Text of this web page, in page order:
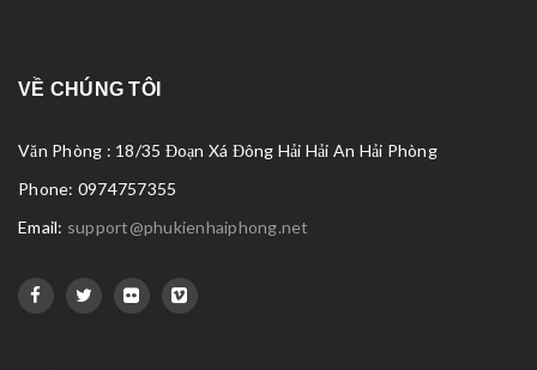
VỀ CHÚNG TÔI
Văn Phòng : 18/35 Đoạn Xá Đông Hải Hải An Hải Phòng
Phone: 0974757355
Email: support@phukienhaiphong.net